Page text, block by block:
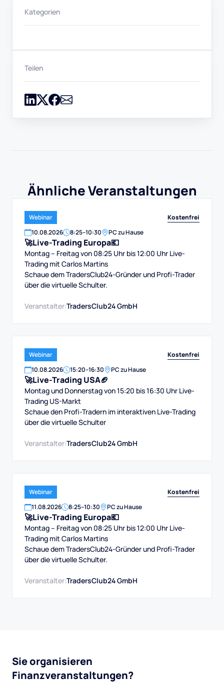
Kategorien
Teilen
Ähnliche Veranstaltungen
Webinar
Kostenfrei
10.08.2026 8:25–10:30 PC zu Hause
🚀Live-Trading Europa💶
Montag – Freitag von 08:25 Uhr bis 12:00 Uhr Live-
Trading mit Carlos Martins
Schaue dem TradersClub24-Gründer und Profi-Trader
über die virtuelle Schulter.
Veranstalter:TradersClub24 GmbH
Webinar
Kostenfrei
10.08.2026 15:20–16:30 PC zu Hause
🚀Live-Trading USA🏈
Montag und Donnerstag von 15:20 bis 16:30 Uhr Live-
Trading US-Markt
Schaue den Profi-Tradern im interaktiven Live-Trading
über die virtuelle Schulter
Veranstalter:TradersClub24 GmbH
Webinar
Kostenfrei
11.08.2026 8:25–10:30 PC zu Hause
🚀Live-Trading Europa💶
Montag – Freitag von 08:25 Uhr bis 12:00 Uhr Live-
Trading mit Carlos Martins
Schaue dem TradersClub24-Gründer und Profi-Trader
über die virtuelle Schulter.
Veranstalter:TradersClub24 GmbH
Sie organisieren
Finanzveranstaltungen?